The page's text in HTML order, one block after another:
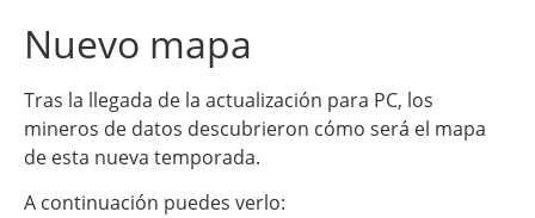
Nuevo mapa
Tras la llegada de la actualización para PC, los
mineros de datos descubrieron cómo será el mapa
de esta nueva temporada.
A continuación puedes verlo: